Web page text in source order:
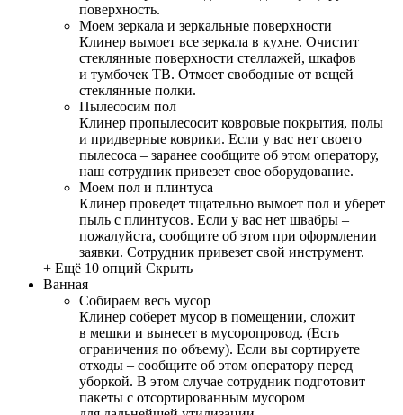
поверхность.
Моем зеркала и зеркальные поверхности
Клинер вымоет все зеркала в кухне. Очистит
стеклянные поверхности стеллажей, шкафов
и тумбочек ТВ. Отмоет свободные от вещей
стеклянные полки.
Пылесосим пол
Клинер пропылесосит ковровые покрытия, полы
и придверные коврики. Если у вас нет своего
пылесоса – заранее сообщите об этом оператору,
наш сотрудник привезет свое оборудование.
Моем пол и плинтуса
Клинер проведет тщательно вымоет пол и уберет
пыль с плинтусов. Если у вас нет швабры –
пожалуйста, сообщите об этом при оформлении
заявки. Сотрудник привезет свой инструмент.
+ Ещё 10 опций Скрыть
Ванная
Собираем весь мусор
Клинер соберет мусор в помещении, сложит
в мешки и вынесет в мусоропровод. (Есть
ограничения по объему). Если вы сортируете
отходы – сообщите об этом оператору перед
уборкой. В этом случае сотрудник подготовит
пакеты с отсортированным мусором